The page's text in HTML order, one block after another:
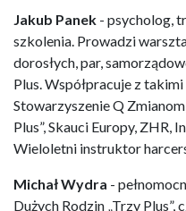
Jakub Panek - psycholog,
szkolenia. Prowadzi
dorosłych, par,
Plus. Współpracuje z
Stowarzyszenie Q
Plus”, Skauci Europy,
Wieloletni instruktor
Michał Wydra -
Dużych Rodzin „Trzy